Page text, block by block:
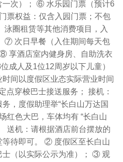
一次）； ⑥ 水乐园门票（预计6
票权益：仅含入园门票；不包
泳圈租赁等其他消费项目，入
⑦ 次日早餐（入住期间每天包
享酒店室内健身房、自助洗衣
成人及1位12周岁以下儿童）
间以度假区业态实际营业时间
点穿梭巴士接送服务； 接机：
，度假助理举“长白山万达国
红色大巴，车体均有 “长白山
送机：请根据酒店前台摆放的
等待即可。 ② 度假区至长白山
士（以实际公示为准）； ③ 观